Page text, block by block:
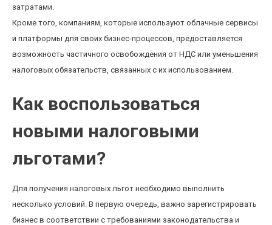
затратами.
Кроме того, компаниям, которые используют облачные сервисы
и платформы для своих бизнес-процессов, предоставляется
возможность частичного освобождения от НДС или уменьшения
налоговых обязательств, связанных с их использованием.
Как воспользоваться
новыми налоговыми
льготами?
Для получения налоговых льгот необходимо выполнить
несколько условий. В первую очередь, важно зарегистрировать
бизнес в соответствии с требованиями законодательства и